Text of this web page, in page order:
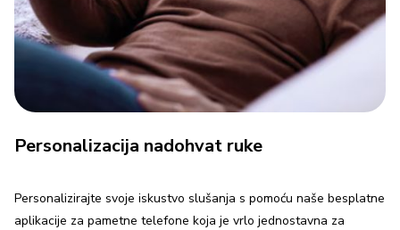
Personalizacija nadohvat ruke
Personalizirajte svoje iskustvo slušanja s pomoću naše besplatne
aplikacije za pametne telefone koja je vrlo jednostavna za